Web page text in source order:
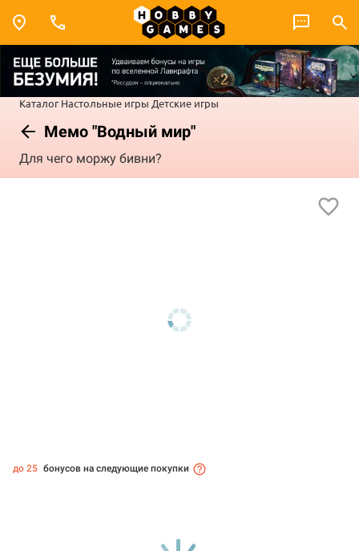
Каталог Настольные игры Детские игры
Мемо "Водный мир"
Для чего моржу бивни?
до 25 бонусов на следующие покупки